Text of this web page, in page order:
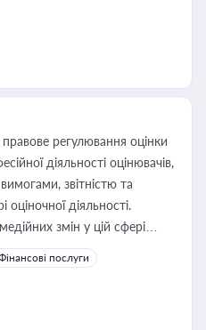
регулювання оцінки
діяльності оцінювачів,
звітністю та
діяльності.
змін у цій сфері
керівника, юриста або
приватизації, оренди
угод і перевірки
послуги